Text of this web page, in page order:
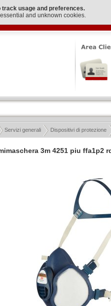
usage and preferences.
and unknown cookies.
3m 4251 piu ffa1p2
Servizi generali Dispositivi di protezione